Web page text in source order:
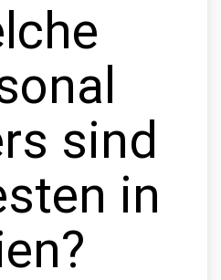
sind
in